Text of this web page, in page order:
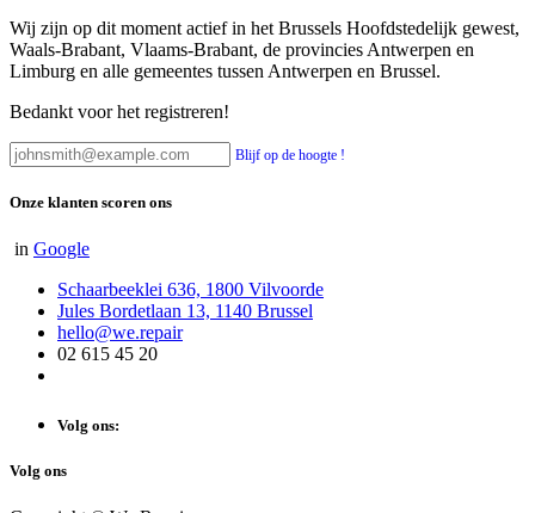
Wij zijn op dit moment actief in het Brussels Hoofdstedelijk gewest,
Waals-Brabant, Vlaams-Brabant, de provincies Antwerpen en
Limburg en alle gemeentes tussen Antwerpen en Brussel.
Bedankt voor het registreren!
Blijf op de hoogte !
Onze klanten scoren ons
in Google
Schaarbeeklei 636, 1800 Vilvoorde
Jules Bordetlaan 13, 1140 Brussel
hello@we.repair
02 615 45 20
Volg ons:
Volg ons